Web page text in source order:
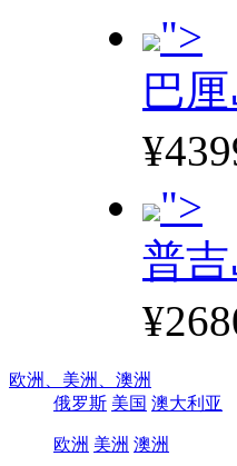
">
巴
">
普
欧洲、 美洲、 澳洲
俄罗斯 美国 澳大利亚
欧洲 美洲 澳洲